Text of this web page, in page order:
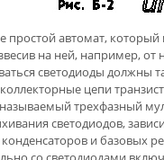
простой автомат,
на ней, например,
светодиоды должны
цепи
трехфазный
светодиодов,
и базовых